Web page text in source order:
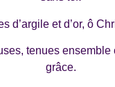
d’argile et d’or, ô
tenues ensemble
grâce.